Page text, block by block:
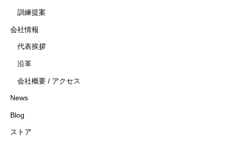
訓練提案
会社情報
代表挨拶
沿革
会社概要 / アクセス
News
Blog
ストア